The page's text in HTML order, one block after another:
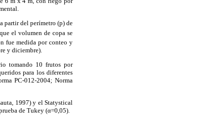
partir del perímetro (p) de
que el volumen de copa se
fue medida por conteo y
y diciembre).
tomando 10 frutos por
para los diferentes
PC-012-2004; Norma
1997) y el Statystical
de Tukey (α=0,05).